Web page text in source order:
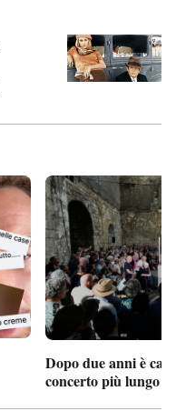
Dopo due anni è
concerto più lungo